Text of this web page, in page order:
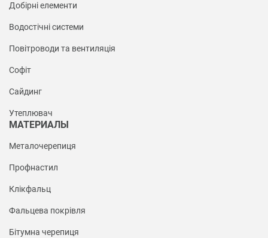
Добірні елементи
Водостічні системи
Повітроводи та вентиляція
Софіт
Сайдинг
Утеплювач
МАТЕРИАЛЫ
Металочерепиця
Профнастил
Клікфальц
Фальцева покрівля
Бітумна черепиця